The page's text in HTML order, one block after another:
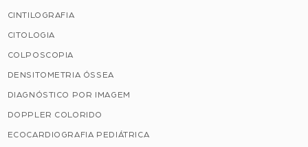
CINTILOGRAFIA
CITOLOGIA
COLPOSCOPIA
DENSITOMETRIA ÓSSEA
DIAGNÓSTICO POR IMAGEM
DOPPLER COLORIDO
ECOCARDIOGRAFIA PEDIÁTRICA